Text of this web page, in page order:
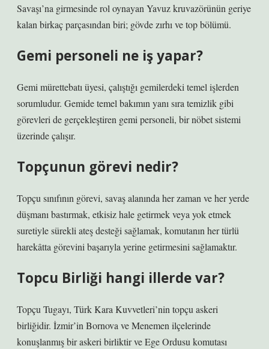
Savaşı’na girmesinde rol oynayan Yavuz kruvazörünün geriye
kalan birkaç parçasından biri; gövde zırhı ve top bölümü.
Gemi personeli ne iş yapar?
Gemi mürettebatı üyesi, çalıştığı gemilerdeki temel işlerden
sorumludur. Gemide temel bakımın yanı sıra temizlik gibi
görevleri de gerçekleştiren gemi personeli, bir nöbet sistemi
üzerinde çalışır.
Topçunun görevi nedir?
Topçu sınıfının görevi, savaş alanında her zaman ve her yerde
düşmanı bastırmak, etkisiz hale getirmek veya yok etmek
suretiyle sürekli ateş desteği sağlamak, komutanın her türlü
harekâtta görevini başarıyla yerine getirmesini sağlamaktır.
Topcu Birliği hangi illerde var?
Topçu Tugayı, Türk Kara Kuvvetleri’nin topçu askeri
birliğidir. İzmir’in Bornova ve Menemen ilçelerinde
konuşlanmış bir askeri birliktir ve Ege Ordusu komutası